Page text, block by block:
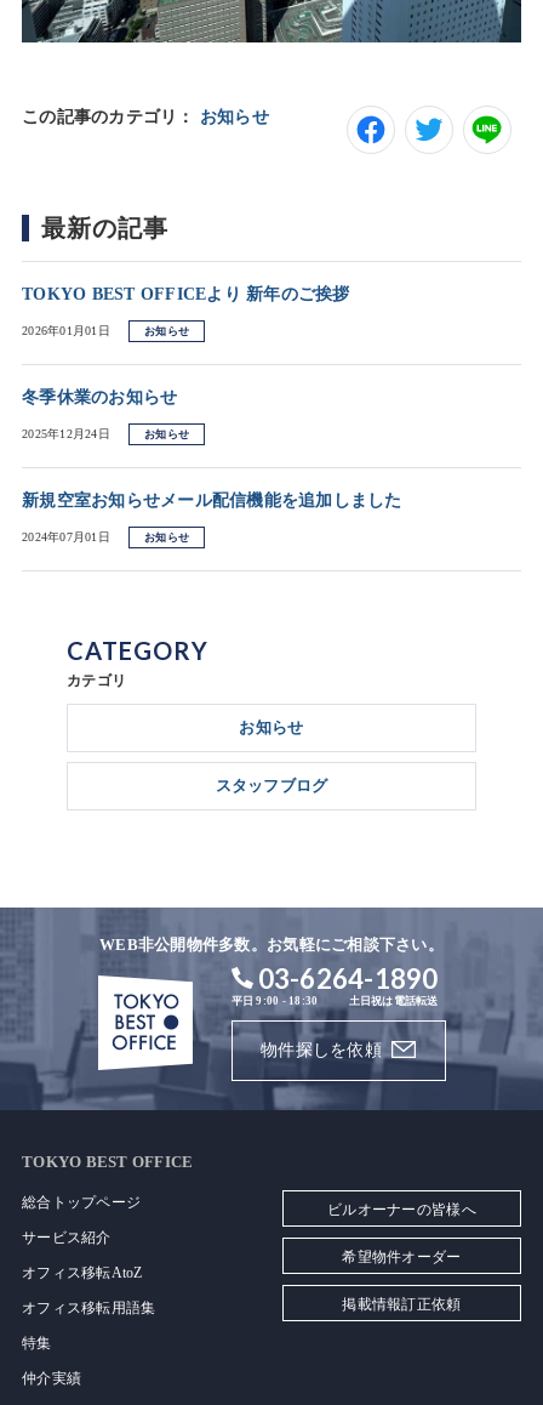
この記事のカテゴリ： お知らせ
最新の記事
TOKYO BEST OFFICEより 新年のご挨拶
2026年01月01日 お知らせ
冬季休業のお知らせ
2025年12月24日 お知らせ
新規空室お知らせメール配信機能を追加しました
2024年07月01日 お知らせ
CATEGORY
カテゴリ
お知らせ
スタッフブログ
WEB非公開物件多数。お気軽にご相談下さい。
03-6264-1890
平日 9:00 - 18:30 土日祝は電話転送
物件探しを依頼
TOKYO BEST OFFICE
総合トップページ
サービス紹介
オフィス移転AtoZ
オフィス移転用語集
特集
仲介実績
ビルオーナーの皆様へ
希望物件オーダー
掲載情報訂正依頼